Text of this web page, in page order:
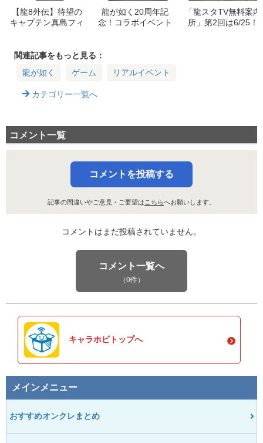
【龍8外伝】待望の
キャプテン真島フィ
龍が如く20周年記
念！コラボイベント
「龍スタTV無料案内
所」第2回は6/25！
関連記事をもっと見る：
龍が如く
ゲーム リアルイベント
カテゴリー一覧へ
コメント一覧
コメントを投稿する
記事の間違いやご意見・ご要望は こちらへお願いします。
コメントはまだ投稿されていません。
コメント一覧へ
（0件）
キャラホビトップへ
メインメニュー
おすすめオンクレまとめ